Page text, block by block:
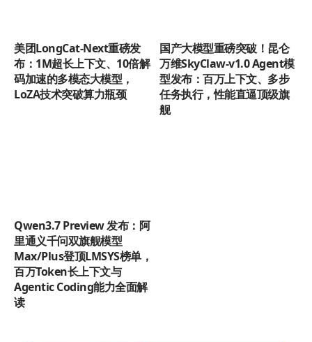
美团LongCat-Next重磅发
布：1M超长上下文、10倍解
码加速的多模态大模型，
LoZA技术突破算力瓶颈
国产大模型重磅突破！昆仑
万维SkyClaw-v1.0 Agent模
型发布：百万上下文、多步
任务执行，性能直逼顶级旗
舰
Qwen3.7 Preview 发布：阿
里通义千问双旗舰模型
Max/Plus登顶LMSYS榜单，
百万Token长上下文与
Agentic Coding能力全面解
读